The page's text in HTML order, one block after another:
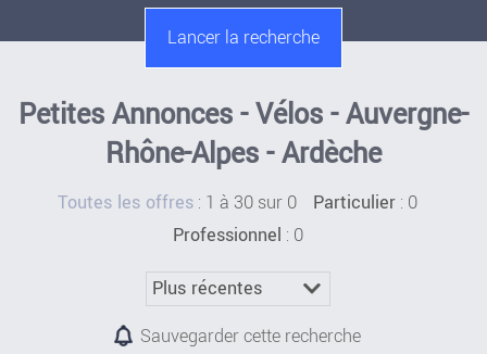
Petites Annonces - Vélos - Auvergne-
Rhône-Alpes - Ardèche
Toutes les offres : 1 à 30 sur 0 Particulier : 0
Professionnel : 0
Sauvegarder cette recherche